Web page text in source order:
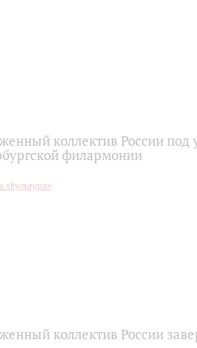
коллектив России
филармонии
коллектив России